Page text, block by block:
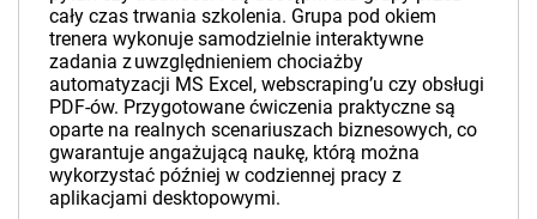
cały czas trwania szkolenia. Grupa pod okiem
trenera wykonuje samodzielnie interaktywne
zadania z uwzględnieniem chociażby
automatyzacji MS Excel, webscraping’u czy obsługi
PDF-ów. Przygotowane ćwiczenia praktyczne są
oparte na realnych scenariuszach biznesowych, co
gwarantuje angażującą naukę, którą można
wykorzystać później w codziennej pracy z
aplikacjami desktopowymi.